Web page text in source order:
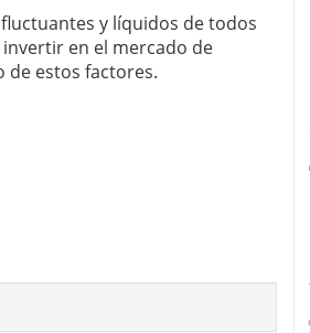
y líquidos de todos
en el mercado de
de estos factores.